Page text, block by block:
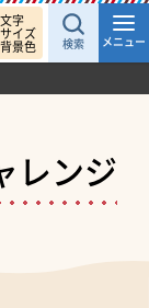
文字
サイズ
背景色 検索 メニュー
レンジ